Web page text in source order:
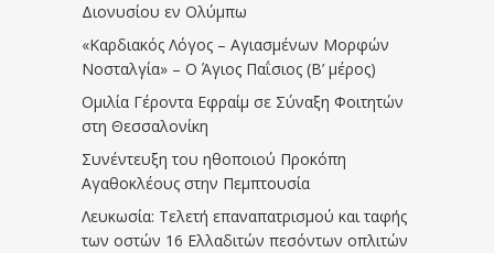
Διονυσίου εν Ολύμπω
«Καρδιακός Λόγος – Αγιασμένων Μορφών
Νοσταλγία» – Ο Άγιος Παΐσιος (Β’ μέρος)
Ομιλία Γέροντα Εφραίμ σε Σύναξη Φοιτητών
στη Θεσσαλονίκη
Συνέντευξη του ηθοποιού Προκόπη
Αγαθοκλέους στην Πεμπτουσία
Λευκωσία: Τελετή επαναπατρισμού και ταφής
των οστών 16 Ελλαδιτών πεσόντων οπλιτών